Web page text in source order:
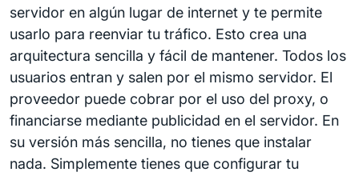
servidor en algún lugar de internet y te permite
usarlo para reenviar tu tráfico. Esto crea una
arquitectura sencilla y fácil de mantener. Todos los
usuarios entran y salen por el mismo servidor. El
proveedor puede cobrar por el uso del proxy, o
financiarse mediante publicidad en el servidor. En
su versión más sencilla, no tienes que instalar
nada. Simplemente tienes que configurar tu